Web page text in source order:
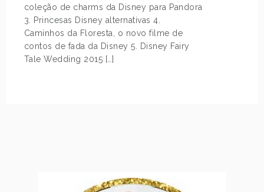
coleção de charms da Disney para Pandora
3. Princesas Disney alternativas 4.
Caminhos da Floresta, o novo filme de
contos de fada da Disney 5. Disney Fairy
Tale Wedding 2015 […]